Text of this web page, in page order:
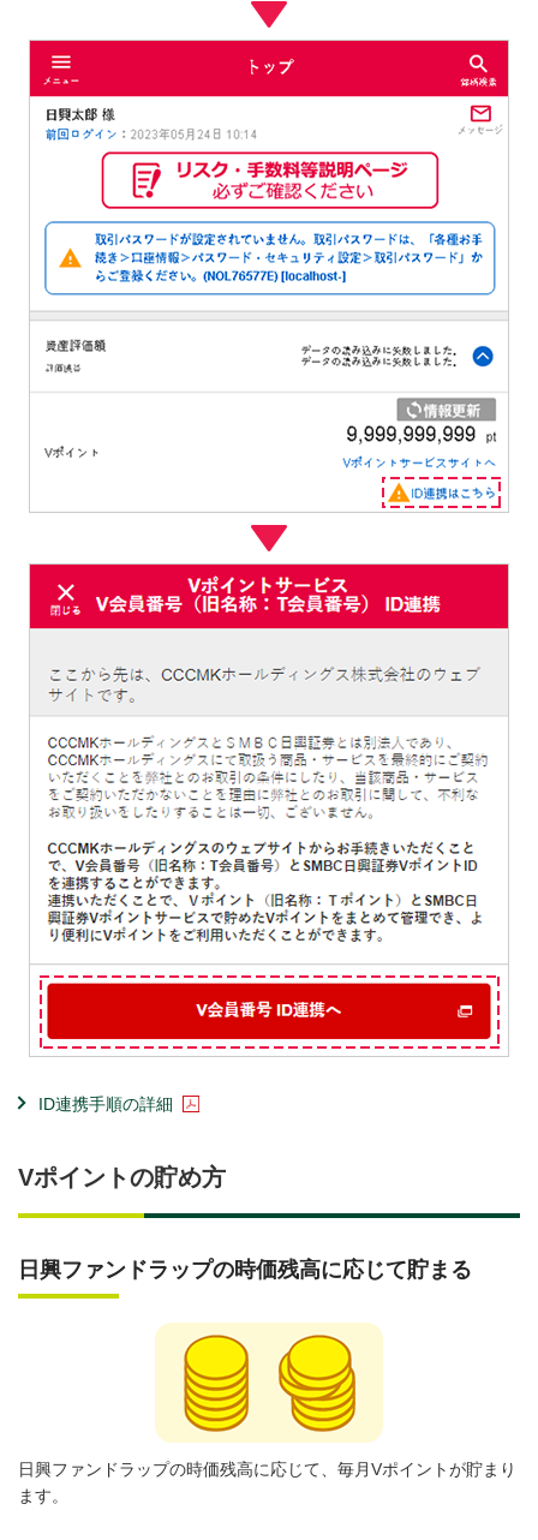
ID連携手順の詳細
Vポイントの貯め方
日興ファンドラップの時価残高に応じて貯まる
日興ファンドラップの時価残高に応じて、毎月Vポイントが貯まり
ます。